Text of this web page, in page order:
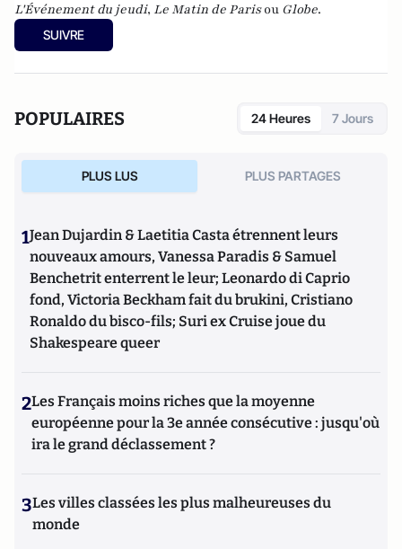
L'Événement du jeudi, Le Matin de Parisou Globe.
SUIVRE
POPULAIRES 24 Heures 7 Jours
PLUS LUS PLUS PARTAGES
1Jean Dujardin & Laetitia Casta étrennent leurs
nouveaux amours, Vanessa Paradis & Samuel
Benchetrit enterrent le leur; Leonardo di Caprio
fond, Victoria Beckham fait du brukini, Cristiano
Ronaldo du bisco-fils; Suri ex Cruise joue du
Shakespeare queer
2Les Français moins riches que la moyenne
européenne pour la 3e année consécutive : jusqu'où
ira le grand déclassement ?
3Les villes classées les plus malheureuses du
monde